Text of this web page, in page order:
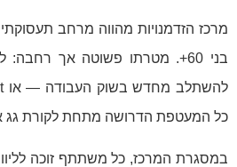
מרכז הזדמנויות מהווה מרחב
בני 60+. מטרתו פשוטה אך
כל המעטפת הדרושה מתחת לקורת גג
במסגרת המרכז, כל משתתף זוכה